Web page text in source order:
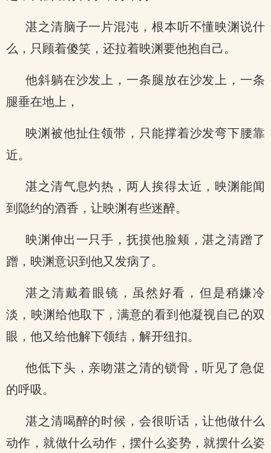
湛之清脑子一片混沌，根本听不懂映渊说什
么，只顾着傻笑，还拉着映渊要他抱自己。
他斜躺在沙发上，一条腿放在沙发上，一条
腿垂在地上，
映渊被他扯住领带，只能撑着沙发弯下腰靠
近。
湛之清气息灼热，两人挨得太近，映渊能闻
到隐约的酒香，让映渊有些迷醉。
映渊伸出一只手，抚摸他脸颊，湛之清蹭了
蹭，映渊意识到他又发病了。
湛之清戴着眼镜，虽然好看，但是稍嫌冷
淡，映渊给他取下，满意的看到他凝视自己的双
眼，他又给他解下领结，解开纽扣。
他低下头，亲吻湛之清的锁骨，听见了急促
的呼吸。
湛之清喝醉的时候，会很听话，让他做什么
动作，就做什么动作，摆什么姿势，就摆什么姿